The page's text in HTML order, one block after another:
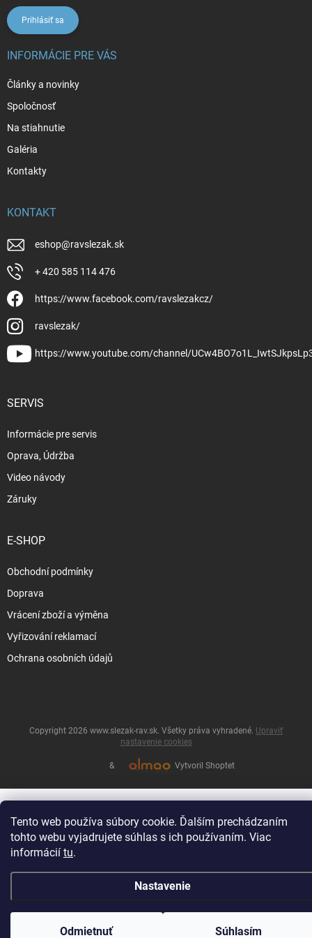
Tento web používa súbory cookie. Ďalším prechádzaním
tohto webu vyjadrujete súhlas s ich používaním. Viac
informácií tu.
Nastavenie
Odmietnuť Súhlasím
Prihlásiť sa
INFORMÁCIE PRE VÁS
Články a novinky
Spoločnosť
Na stiahnutie
Galéria
Kontakty
KONTAKT
eshop@ravslezak.sk
+ 420 585 114 476
https://www.facebook.com/ravslezakcz/
ravslezak/
https://www.youtube.com/channel/
SERVIS
Informácie pre servis
Oprava, Údržba
Video návody
Záruky
E-SHOP
Obchodní podmínky
Doprava
Vrácení zboží a výměna
Vyřizování reklamací
Ochrana osobních údajů
& Vytvoril Shoptet
Copyright 2026 www.slezak-rav.sk. Všetky práva vyhradené. Upraviť
nastavenie cookies